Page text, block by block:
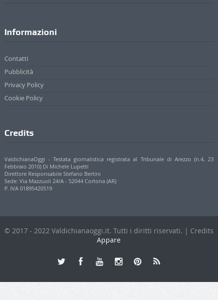
Informazioni
Contatti
Pubblicità
Privacy Policy
Cookie Policy
Credits
ValdichianaOggi - Testata giornalistica registrata al Tribunale di Arezzo (n.4, 23
Febbraio 2010) Di Michele Lupetti
Direttore Responsabile Stefano Bertini
Sede: Via Mazzuoli 24/A - 52044 Cortona (AR)
P. IVA 01895420519
© 2017 - 2022 Valdichianaoggi.it. Tutti i diritti riservati. | Credits
Appare